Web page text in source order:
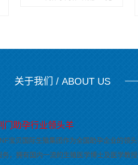
关于我们 / ABOUT US
门助孕行业领头羊
NF宝贝国际生殖集团作为全国助孕企业的领
务，拥有国内一流的生殖医学博士及医学教